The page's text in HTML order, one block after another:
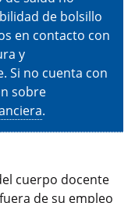
de bolsillo
en contacto con
y
Si no cuenta con
sobre
.
cuerpo docente
de su empleo